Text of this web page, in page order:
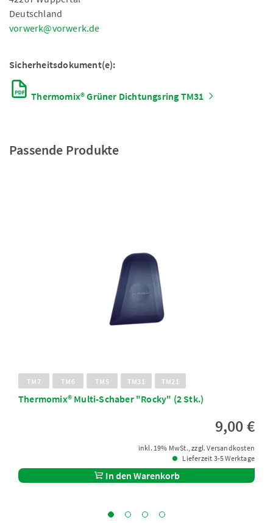
Deutschland
vorwerk@vorwerk.de
Sicherheitsdokument(e):
Thermomix® Grüner Dichtungsring TM31
Passende Produkte
TM7 TM6 TM5 TM31 TM21
Thermomix® Multi-Schaber "Rocky" (2 Stk.)
9,00 €
inkl. 19% MwSt., zzgl. Versandkosten
Lieferzeit 3-5 Werktage
In den Warenkorb